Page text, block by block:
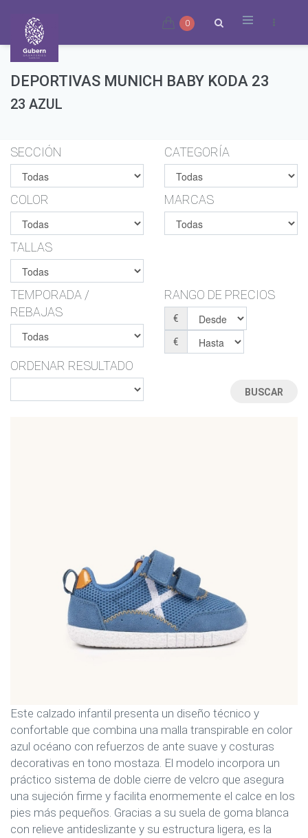
0
DEPORTIVAS MUNICH BABY KODA 23
23 AZUL
SECCIÓN CATEGORÍA
COLOR MARCAS
TALLAS
TEMPORADA /
REBAJAS
RANGO DE PRECIOS
€
€
ORDENAR RESULTADO
Este calzado infantil presenta un diseño técnico y
confortable que combina una malla transpirable en color
azul océano con refuerzos de ante suave y costuras
decorativas en tono mostaza. El modelo incorpora un
práctico sistema de doble cierre de velcro que asegura
una sujeción firme y facilita enormemente el calce en los
pies más pequeños. Gracias a su suela de goma blanca
con relieve antideslizante y su estructura ligera, es la